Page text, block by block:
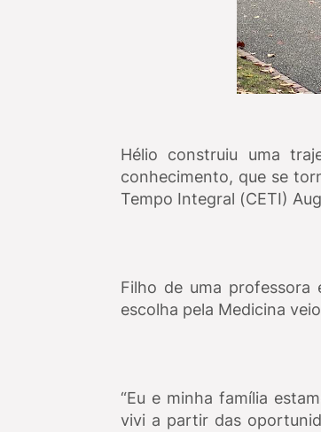
Hélio construiu uma
conhecimento, que se
Tempo Integral (CETI)
Filho de uma
escolha pela Medicina
“Eu e minha família
vivi a partir das